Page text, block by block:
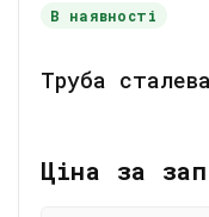
В наявності
Труба
Ціна за